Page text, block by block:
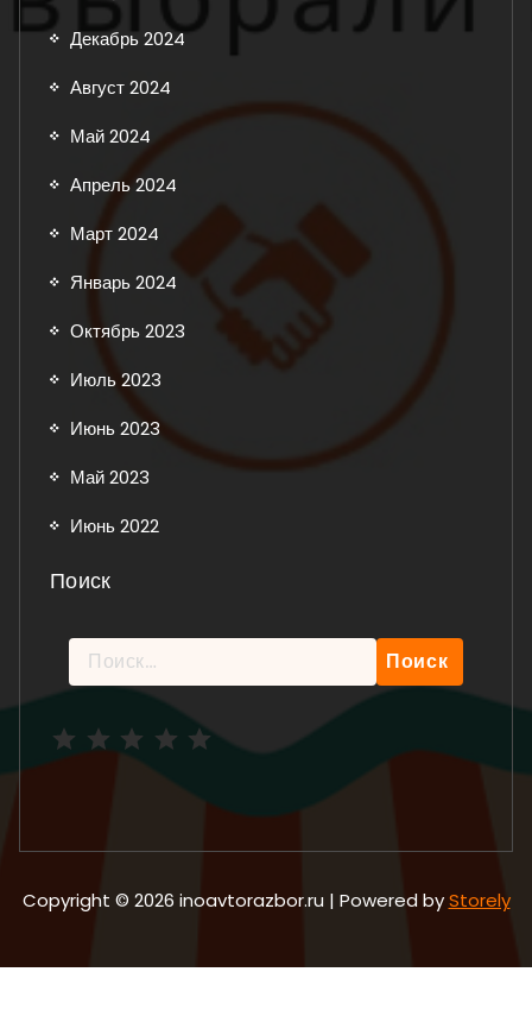
Декабрь 2024
Август 2024
Май 2024
Апрель 2024
Март 2024
Январь 2024
Октябрь 2023
Июль 2023
Июнь 2023
Май 2023
Июнь 2022
Поиск
Найти:
Copyright © 2026 inoavtorazbor.ru | Powered byStorely